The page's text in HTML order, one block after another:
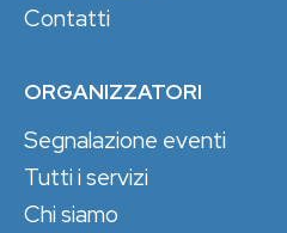
Contatti
ORGANIZZATORI
Segnalazione eventi
Tutti i servizi
Chi siamo